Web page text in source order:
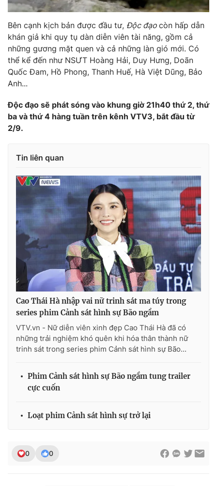
Ðiện thoại Thời báo VTV:024.66 897 897
Liên hệ quảng cáo:
024-7300.7108
thuận bằng văn bản. Ghi rõ nguồn VTV.vn khi phát hành lại
thông tin từ website này.
Bên cạnh kịch bản được đầu tư, Độc đạo còn hấp dẫn
khán giả khi quy tụ dàn diễn viên tài năng, gồm cả
những gương mặt quen và cả những làn gió mới. Có
thể kể đến như NSƯT Hoàng Hải, Duy Hưng, Doãn
Quốc Đam, Hồ Phong, Thanh Huế, Hà Việt Dũng, Bảo
Anh...
Độc đạo sẽ phát sóng vào khung giờ 21h40 thứ 2, thứ
ba và thứ 4 hàng tuần trên kênh VTV3, bắt đầu từ
2/9.
Tin liên quan
Cao Thái Hà nhập vai nữ trinh sát ma túy trong
series phim Cảnh sát hình sự Bão ngầm
VTV.vn - Nữ diễn viên xinh đẹp Cao Thái Hà đã có
những trải nghiệm khó quên khi hóa thân thành nữ
trinh sát trong series phim Cảnh sát hình sự Bão...
Phim Cảnh sát hình sự Bão ngầm tung trailer
cực cuốn
Loạt phim Cảnh sát hình sự trở lại
0 0